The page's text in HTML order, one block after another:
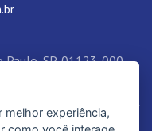
Paulo, SP, 01123-000,
experiência,